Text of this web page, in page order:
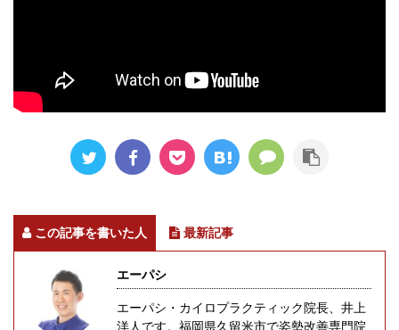
この記事を書いた人 最新記事
エーパシ
エーパシ・カイロプラクティック院長、井上
洋人です。福岡県久留米市で姿勢改善専門院